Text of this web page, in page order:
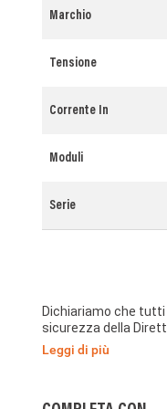
Marchio
Tensione
Corrente In
Moduli
Serie
Dichiariamo che
sicurezza della
di protezione
anche
Leggi di più